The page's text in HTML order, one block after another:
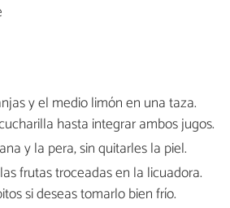
y el medio limón en una taza.
hasta integrar ambos jugos.
y la pera, sin quitarles la piel.
frutas troceadas en la licuadora.
si deseas tomarlo bien frío.